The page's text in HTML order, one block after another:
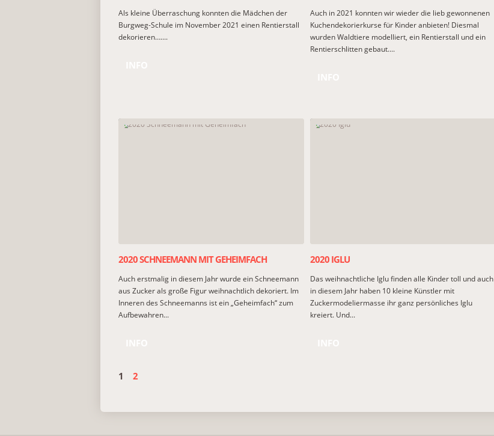
Als kleine Überraschung konnten die Mädchen der
Burgweg-Schule im November 2021 einen Rentierstall
dekorieren…....
Auch in 2021 konnten wir wieder die lieb gewonnenen
Kuchendekorierkurse für Kinder anbieten! Diesmal
wurden Waldtiere modelliert, ein Rentierstall und ein
Rentierschlitten gebaut....
2020 SCHNEEMANN MIT GEHEIMFACH
Auch erstmalig in diesem Jahr wurde ein Schneemann
aus Zucker als große Figur weihnachtlich dekoriert. Im
Inneren des Schneemanns ist ein „Geheimfach“ zum
Aufbewahren...
2020 IGLU
Das weihnachtliche Iglu finden alle Kinder toll und auch
in diesem Jahr haben 10 kleine Künstler mit
Zuckermodeliermasse ihr ganz persönliches Iglu
kreiert. Und...
1 2